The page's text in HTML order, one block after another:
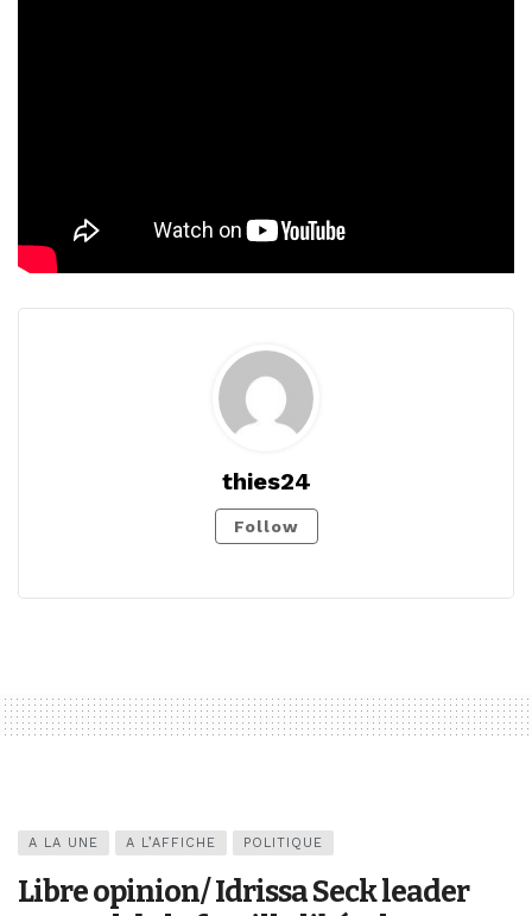
thies24
Follow
A LA UNE A L’AFFICHE POLITIQUE
Libre opinion/ Idrissa Seck leader